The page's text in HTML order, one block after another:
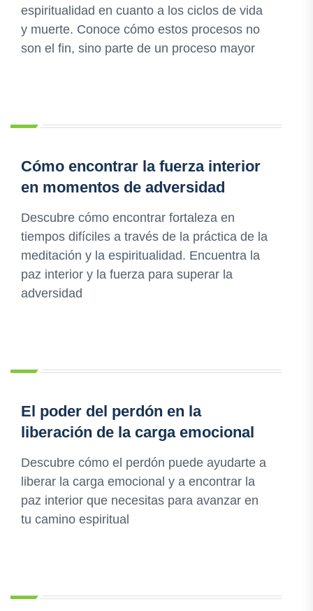
espiritualidad en cuanto a los ciclos de vida
y muerte. Conoce cómo estos procesos no
son el fin, sino parte de un proceso mayor
Cómo encontrar la fuerza interior
en momentos de adversidad
Descubre cómo encontrar fortaleza en
tiempos difíciles a través de la práctica de la
meditación y la espiritualidad. Encuentra la
paz interior y la fuerza para superar la
adversidad
El poder del perdón en la
liberación de la carga emocional
Descubre cómo el perdón puede ayudarte a
liberar la carga emocional y a encontrar la
paz interior que necesitas para avanzar en
tu camino espiritual